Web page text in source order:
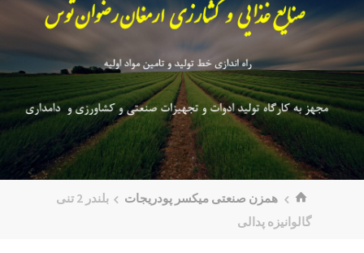
خانههمزن صنعتی میکسر پودریجات
بلندر 2 تنی
گالوانیزه پدالی